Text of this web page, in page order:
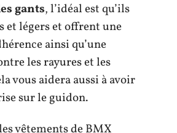
gants, l’idéal est qu’ils
et légers et offrent une
ainsi qu’une
les rayures et les
vous aidera aussi à avoir
sur le guidon.
vêtements de BMX